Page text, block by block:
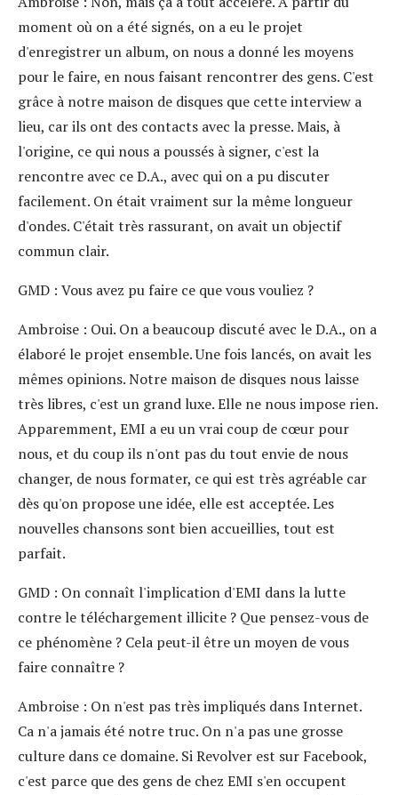
moment où on a été signés, on a eu le projet
d'enregistrer un album, on nous a donné les moyens
pour le faire, en nous faisant rencontrer des gens. C'est
grâce à notre maison de disques que cette interview a
lieu, car ils ont des contacts avec la presse. Mais, à
l'origine, ce qui nous a poussés à signer, c'est la
rencontre avec ce D.A., avec qui on a pu discuter
facilement. On était vraiment sur la même longueur
d'ondes. C'était très rassurant, on avait un objectif
commun clair.
GMD : Vous avez pu faire ce que vous vouliez ?
Ambroise : Oui. On a beaucoup discuté avec le D.A., on a
élaboré le projet ensemble. Une fois lancés, on avait les
mêmes opinions. Notre maison de disques nous laisse
très libres, c'est un grand luxe. Elle ne nous impose rien.
Apparemment, EMI a eu un vrai coup de cœur pour
nous, et du coup ils n'ont pas du tout envie de nous
changer, de nous formater, ce qui est très agréable car
dès qu'on propose une idée, elle est acceptée. Les
nouvelles chansons sont bien accueillies, tout est
parfait.
GMD : On connaît l'implication d'EMI dans la lutte
contre le téléchargement illicite ? Que pensez-vous de
ce phénomène ? Cela peut-il être un moyen de vous
faire connaître ?
Ambroise : On n'est pas très impliqués dans Internet.
Ca n'a jamais été notre truc. On n'a pas une grosse
culture dans ce domaine. Si Revolver est sur Facebook,
c'est parce que des gens de chez EMI s'en occupent